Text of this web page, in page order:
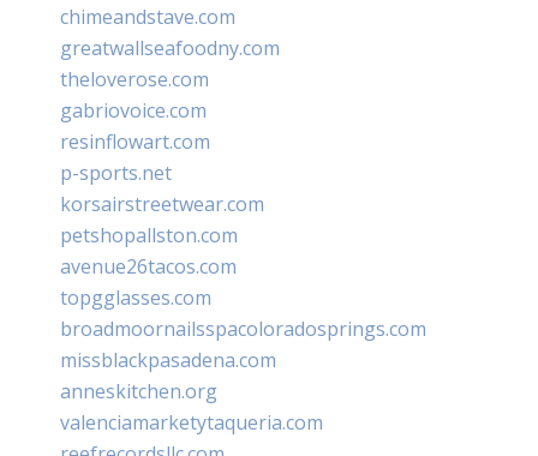
chimeandstave.com
greatwallseafoodny.com
theloverose.com
gabriovoice.com
resinflowart.com
p-sports.net
korsairstreetwear.com
petshopallston.com
avenue26tacos.com
topgglasses.com
broadmoornailsspacoloradosprings.com
missblackpasadena.com
anneskitchen.org
valenciamarketytaqueria.com